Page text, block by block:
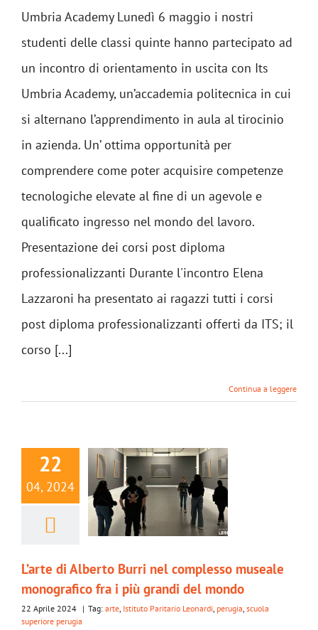
Umbria Academy Lunedì 6 maggio i nostri
studenti delle classi quinte hanno partecipato ad
un incontro di orientamento in uscita con Its
Umbria Academy, un’accademia politecnica in cui
si alternano l’apprendimento in aula al tirocinio
in azienda. Un’ ottima opportunità per
comprendere come poter acquisire competenze
tecnologiche elevate al fine di un agevole e
qualificato ingresso nel mondo del lavoro.
Presentazione dei corsi post diploma
professionalizzanti Durante l'incontro Elena
Lazzaroni ha presentato ai ragazzi tutti i corsi
post diploma professionalizzanti offerti da ITS; il
corso [...]
Continua a leggere
22
04, 2024
L’arte di Alberto Burri nel complesso museale
monografico fra i più grandi del mondo
22 Aprile 2024 | Tag: arte Istituto Paritario Leonardi perugia scuola
superiore perugia